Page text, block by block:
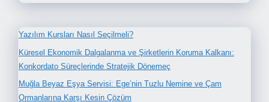
Yazılım Kursları Nasıl Seçilmeli?
Küresel Ekonomik Dalgalanma ve Şirketlerin Koruma Kalkanı:
Konkordato Süreçlerinde Stratejik Dönemeç
Muğla Beyaz Eşya Servisi: Ege’nin Tuzlu Nemine ve Çam
Ormanlarına Karşı Kesin Çözüm